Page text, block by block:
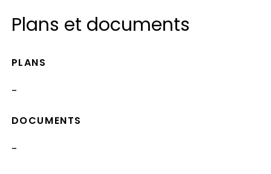
Plans et documents
PLANS
-
DOCUMENTS
-